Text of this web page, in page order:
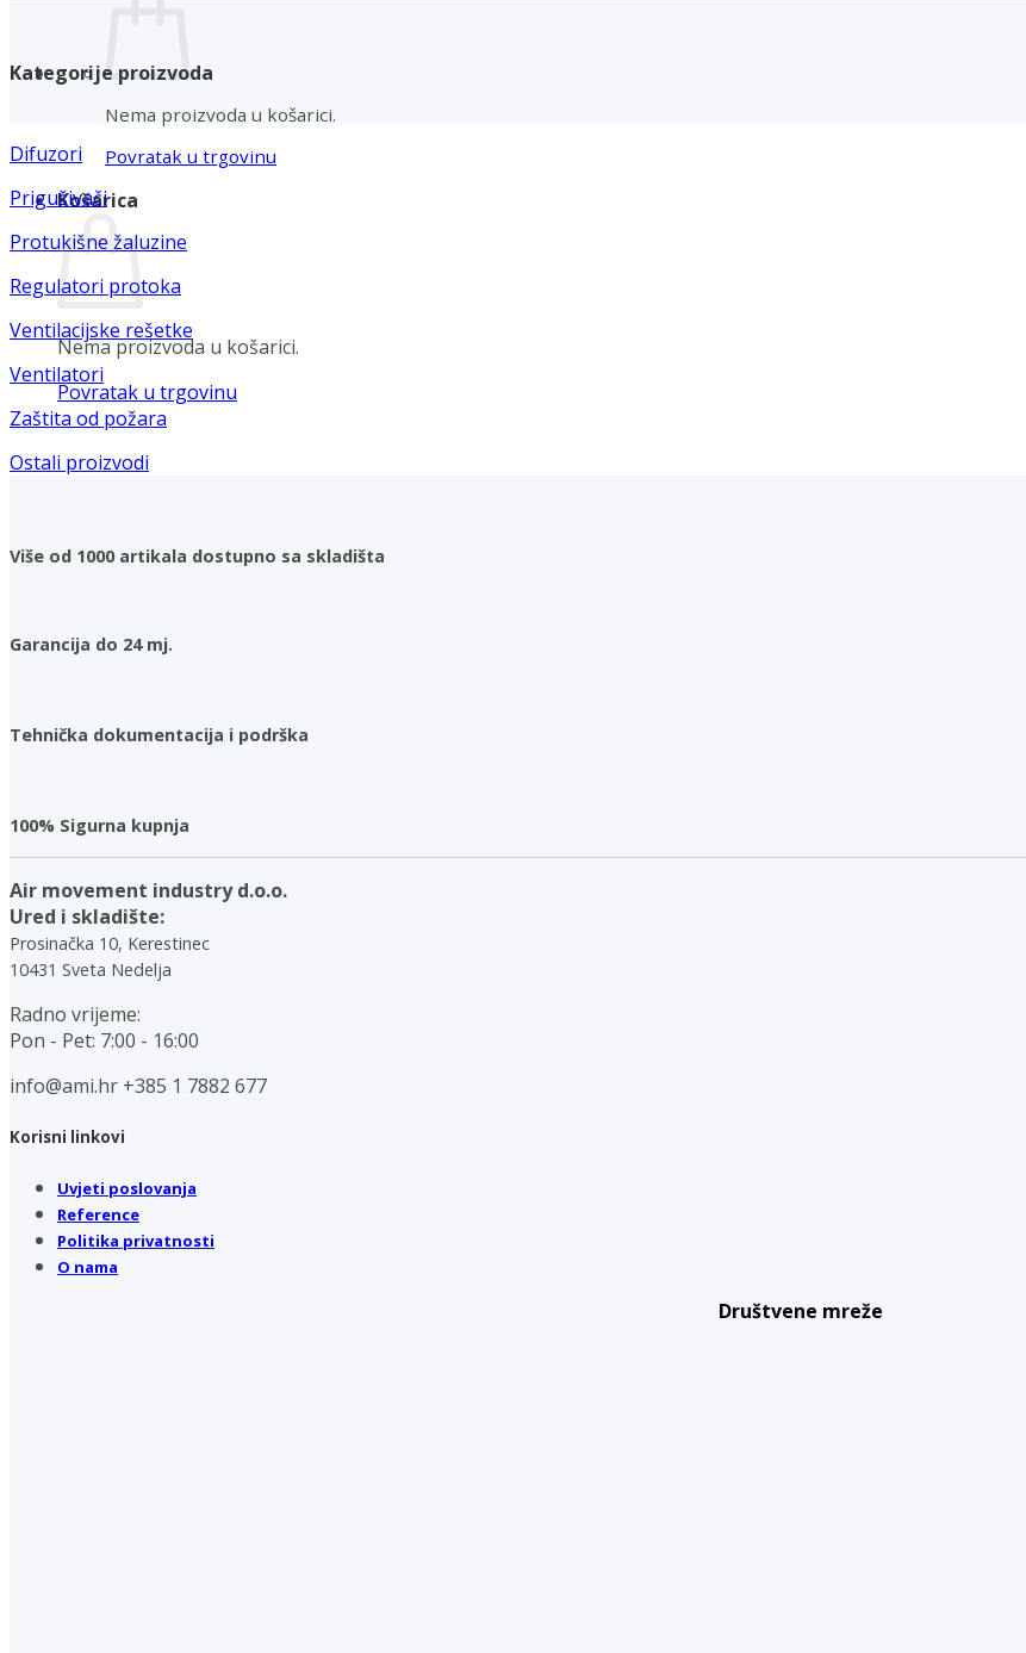
Nema proizvoda u košarici.
Povratak u trgovinu
Košarica
Nema proizvoda u košarici.
Povratak u trgovinu
Kategorije proizvoda
Difuzori
Prigušivači
Protukišne žaluzine
Regulatori protoka
Ventilacijske rešetke
Ventilatori
Zaštita od požara
Ostali proizvodi
Više od 1000 artikala dostupno sa skladišta
Garancija do 24 mj.
Tehnička dokumentacija i podrška
100% Sigurna kupnja
Air movement industry d.o.o.
Ured i skladište:
Prosinačka 10, Kerestinec
10431 Sveta Nedelja
Radno vrijeme:
Pon - Pet: 7:00 - 16:00
info@ami.hr +385 1 7882 677
Korisni linkovi
Uvjeti poslovanja
Reference
Politika privatnosti
O nama
Društvene mreže